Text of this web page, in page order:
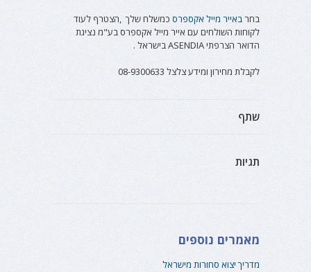
בחרבאייר מייל אקספרס כמשלח שלך ,הצטרף לעוד
לקוחות השולחים עם אייר מייל אקספרס בע"מ נציגת
הדואר הצרפתי ASENDIA בישראל .
לקבלת מחירון ומידע צלצל 08-9300633
שתף
תגיות
מאמרים נוספים
מדריך יצוא סחורות מישראל